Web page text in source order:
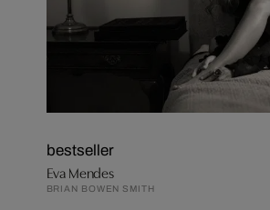
bestseller
Eva Mendes
BRIAN BOWEN SMITH